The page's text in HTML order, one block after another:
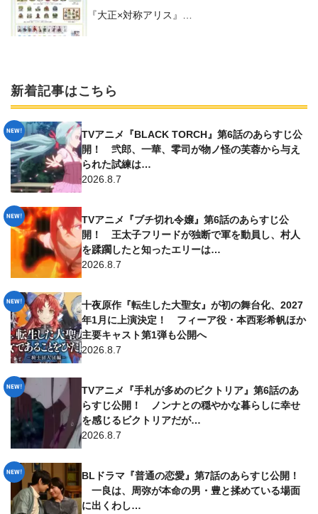
『大正×対称アリス』…
新着記事はこちら
TVアニメ『BLACK TORCH』第6話のあらすじ公
開！ 弐郎、一華、零司が物ノ怪の芙蓉から与え
られた試練は…
2026.8.7
TVアニメ『ブチ切れ令嬢』第6話のあらすじ公
開！ 王太子フリードが独断で軍を動員し、村人
を蹂躙したと知ったエリーは…
2026.8.7
十夜原作『転生した大聖女』が初の舞台化、2027
年1月に上演決定！ フィーア役・本西彩希帆ほか
主要キャスト第1弾も公開へ
2026.8.7
TVアニメ『手札が多めのビクトリア』第6話のあ
らすじ公開！ ノンナとの穏やかな暮らしに幸せ
を感じるビクトリアだが…
2026.8.7
BLドラマ『普通の恋愛』第7話のあらすじ公開！
一良は、周弥が本命の男・豊と揉めている場面
に出くわし…